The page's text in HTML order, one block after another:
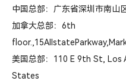
中国总部：广东省深圳市南山
加拿大总部：6th
美国总部：110 E 9th St, Los
States